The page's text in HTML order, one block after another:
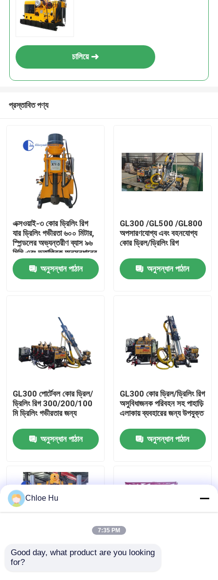
আমাদের সম্পর্কে
কারখানা ভ্রমণ
মান নিয়ন্ত্রণ
খবর
মামলা
উদ্ধৃতির জন্য আবেদন
চালিয়ে
প্রস্তাবিত পণ্য
এক্সওয়াই-৩ কোর ড্রিলিং রিগ
যার ড্রিলিং গভীরতা ৬০০ মিটার,
স্পিন্ডলের অভ্যন্তরীণ ব্যাস ৯৬
মিমি এবং ভূতাত্ত্বিক অনুসন্ধানের
জন্য ৩০০০ কেজি উত্তোলন
ক্ষমতা
অনুসন্ধান পাঠান
GL300 /GL500 /GL800
অপসারণযোগ্য এবং বহনযোগ্য
কোর ড্রিল/ড্রিলিং রিগ
অনুসন্ধান পাঠান
GL300 পোর্টেবল কোর ড্রিল/
ড্রিলিং রিগ 300/200/100
মি ড্রিলিং গভীরতার জন্য
অনুসন্ধান পাঠান
GL300 কোর ড্রিল/ড্রিলিং রিগ
অসুবিধাজনক পরিবহন সহ পাহাড়ি
এলাকায় ব্যবহারের জন্য উপযুক্ত
অনুসন্ধান পাঠান
GDL-350 HQ NQ PQ
Chloe Hu
7:35 PM
Good day, what product are you looking
for?